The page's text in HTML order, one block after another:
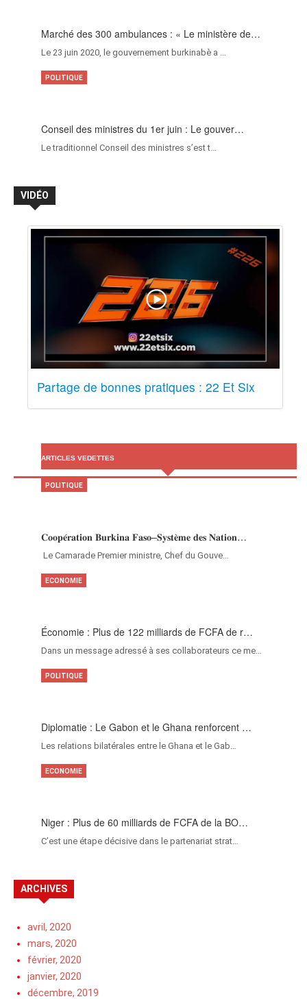
Marché des 300 ambulances : « Le ministère de…
Le 23 juin 2020, le gouvernement burkinabè a …
Conseil des ministres du 1er juin : Le gouver…
Le traditionnel Conseil des ministres s’est t…
POLITIQUE
VIDÉO
Partage de bonnes pratiques : 22 Et Six
ARTICLES VEDETTES
𝐂𝐨𝐨𝐩𝐞́𝐫𝐚𝐭𝐢𝐨𝐧 𝐁𝐮𝐫𝐤𝐢𝐧𝐚 𝐅𝐚𝐬𝐨–𝐒𝐲𝐬𝐭𝐞̀𝐦𝐞 𝐝𝐞𝐬 𝐍𝐚𝐭𝐢𝐨𝐧…
‎Le Camarade Premier ministre, Chef du Gouve…
POLITIQUE
Économie : Plus de 122 milliards de FCFA de r…
Dans un message adressé à ses collaborateurs ce me…
ECONOMIE
Diplomatie : Le Gabon et le Ghana renforcent …
Les relations bilatérales entre le Ghana et le Gab…
POLITIQUE
Niger : Plus de 60 milliards de FCFA de la BO…
C’est une étape décisive dans le partenariat strat…
ECONOMIE
ARCHIVES
avril, 2020
mars, 2020
février, 2020
janvier, 2020
décembre, 2019